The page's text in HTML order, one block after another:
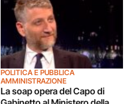
POLITICA E PUBBLICA
AMMINISTRAZIONE
La soap opera del Capo di